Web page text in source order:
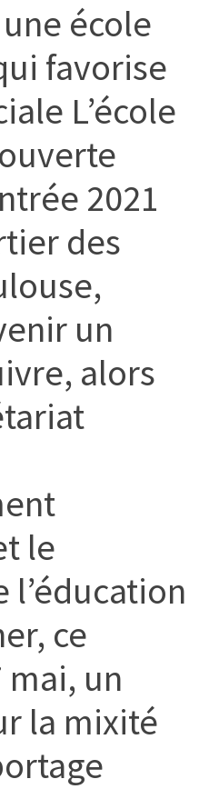
école
favorise
L’école
2021
des
un
alors
le
l’éducation
ce
un
la mixité